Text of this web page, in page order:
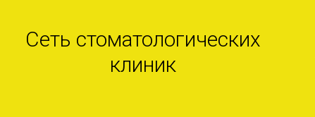
Сеть стоматологических
клиник